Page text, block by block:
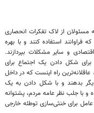
مسئولان از لاک تفکرات انحصاری
استفاده کنند و با بهره
و سایر مشکلات بپردازند.
شکل دادن یک اجتماع برای
راه اینست که در داخل
بدهند و با شکل دادن به یک
با جلب نظر عامه مردم، پشتوانه
برای خنثی‌سازی توطئه خارجی